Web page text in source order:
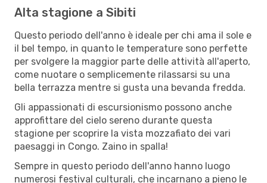
Alta stagione a Sibiti
Questo periodo dell'anno è ideale per chi ama il sole e
il bel tempo, in quanto le temperature sono perfette
per svolgere la maggior parte delle attività all'aperto,
come nuotare o semplicemente rilassarsi su una
bella terrazza mentre si gusta una bevanda fredda.
Gli appassionati di escursionismo possono anche
approfittare del cielo sereno durante questa
stagione per scoprire la vista mozzafiato dei vari
paesaggi in Congo. Zaino in spalla!
Sempre in questo periodo dell'anno hanno luogo
numerosi festival culturali, che incarnano a pieno le